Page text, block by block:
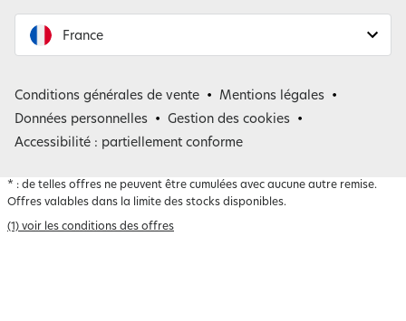
France
Belgique
Conditions générales de vente
Mentions légales
Données personnelles
Gestion des cookies
Accessibilité : partiellement conforme
* : de telles offres ne peuvent être cumulées avec aucune autre remise.
Offres valables dans la limite des stocks disponibles.
(1) voir les conditions des offres